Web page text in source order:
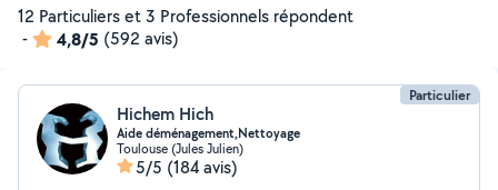
12 Particuliers et 3 Professionnels répondent
-
4,8/5 (592 avis)
Particulier
Hichem Hich
Aide déménagement,Nettoyage
Toulouse (Jules Julien)
5/5 (184 avis)